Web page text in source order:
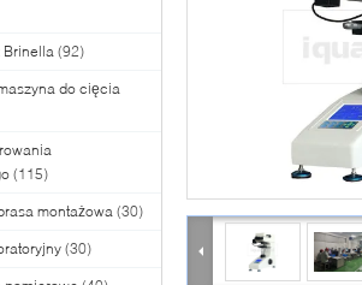
Brinella (92)
do cięcia
(115)
montażowa (30)
(30)